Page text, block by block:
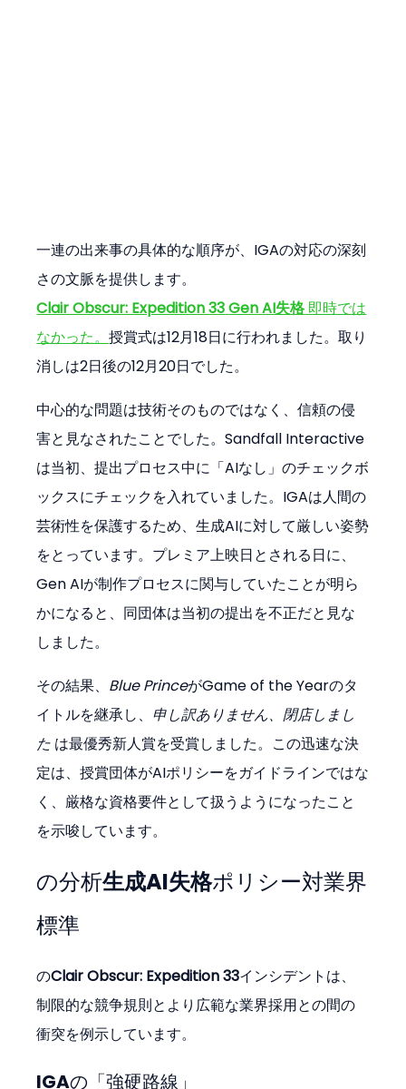
一連の出来事の具体的な順序が、IGAの対応の深刻
さの文脈を提供します。
Clair Obscur: Expedition 33Gen AI失格 即時では
なかった。授賞式は12月18日に行われました。取り
消しは2日後の12月20日でした。
中心的な問題は技術そのものではなく、信頼の侵
害と見なされたことでした。Sandfall Interactive
は当初、提出プロセス中に「AIなし」のチェックボ
ックスにチェックを入れていました。IGAは人間の
芸術性を保護するため、生成AIに対して厳しい姿勢
をとっています。プレミア上映日とされる日に、
Gen AIが制作プロセスに関与していたことが明ら
かになると、同団体は当初の提出を不正だと見な
しました。
その結果、 Blue PrinceがGame of the Yearのタ
イトルを継承し、 申し訳ありません、閉店しまし
た は最優秀新人賞を受賞しました。この迅速な決
定は、授賞団体がAIポリシーをガイドラインではな
く、厳格な資格要件として扱うようになったこと
を示唆しています。
の分析生成AI失格ポリシー対業界
標準
のClair Obscur: Expedition 33インシデントは、
制限的な競争規則とより広範な業界採用との間の
衝突を例示しています。
IGAの「強硬路線」